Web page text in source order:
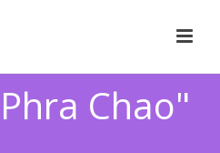
Chao"